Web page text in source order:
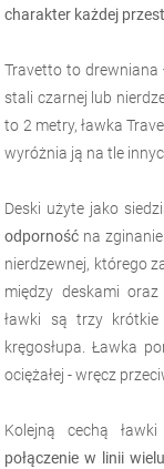
charakter każdej
Travetto to drewniana
stali czarnej lub
to 2 metry, ławka
wyróżnia ją na tle
Deski użyte jako
odporność na
nierdzewnej, którego
między deskami oraz
ławki są trzy krótkie
kręgosłupa. Ławka
ociężałej - wręcz
Kolejną cechą
połączenie w linii